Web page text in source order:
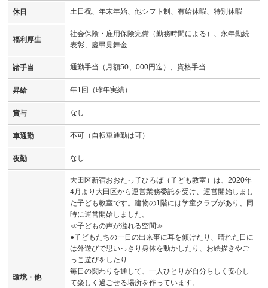
休日 土日祝、年末年始、他シフト制、有給休暇、特別休暇
福利厚生
社会保険・雇用保険完備（勤務時間による）、永年勤続
表彰、慶弔見舞金
諸手当 通勤手当（月額50、000円迄）、資格手当
昇給 年1回（昨年実績）
賞与 なし
車通勤 不可（自転車通勤は可）
夜勤 なし
環境・他
大田区新宿おおたっ子ひろば（子ども教室）は、2020年
4月より大田区から運営業務委託を受け、運営開始しまし
た子ども教室です。建物の1階には学童クラブがあり、同
時に運営開始しました。
≪子どもの声が溢れる空間≫
●子どもたちの一日の出来事に耳を傾けたり、晴れた日に
は外遊びで思いっきり身体を動かしたり、お絵描きやご
っこ遊びをしたり……
毎日の関わりを通して、一人ひとりが自分らしく安心し
て楽しく過ごせる場所を作っています。